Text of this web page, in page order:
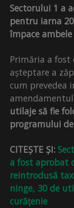
Sectorului 1 a
pentru iarna
împace
Primăria a fost
așteptare a
cum prevedea
utilaje să fie
programului
CITEȘTE ȘI:
a fost aprobat
reintrodusă
ninge, 30 de
curățenie